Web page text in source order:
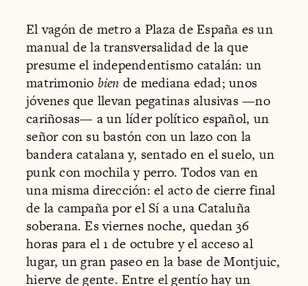
El vagón de metro a Plaza de España es un
manual de la transversalidad de la que
presume el independentismo catalán: un
matrimonio bien de mediana edad; unos
jóvenes que llevan pegatinas alusivas —no
cariñosas— a un líder político español, un
señor con su bastón con un lazo con la
bandera catalana y, sentado en el suelo, un
punk con mochila y perro. Todos van en
una misma dirección: el acto de cierre final
de la campaña por el Sí a una Cataluña
soberana. Es viernes noche, quedan 36
horas para el 1 de octubre y el acceso al
lugar, un gran paseo en la base de Montjuic,
hierve de gente. Entre el gentío hay un